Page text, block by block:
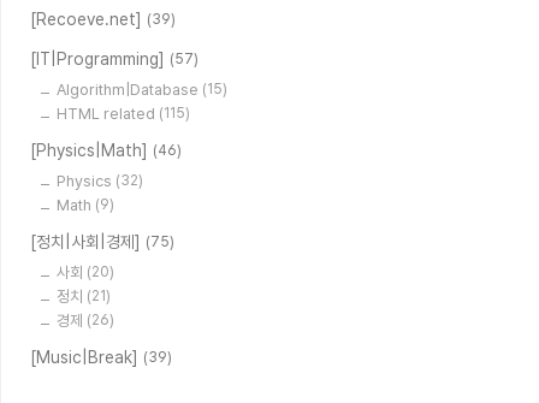
[Recoeve.net] (39)
[IT|Programming] (57)
Algorithm|Database (15)
HTML related (115)
[Physics|Math] (46)
Physics (32)
Math (9)
[정치|사회|경제] (75)
사회 (20)
정치 (21)
경제 (26)
[Music|Break] (39)